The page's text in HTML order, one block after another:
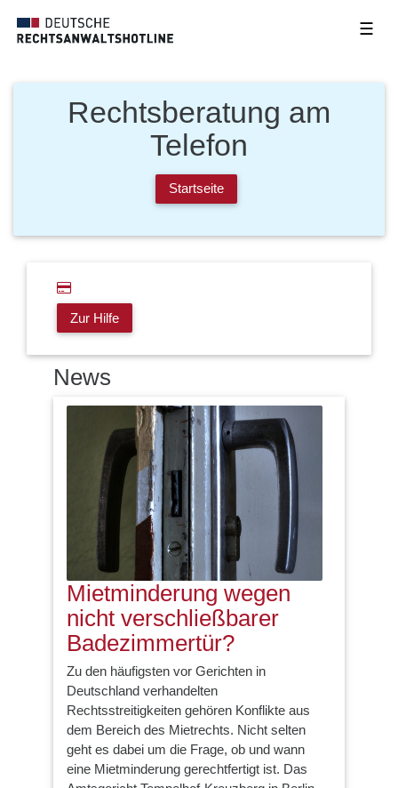
☰
Rechtsberatung am
Telefon
Startseite
Zur Hilfe
News
Mietminderung wegen
nicht verschließbarer
Badezimmertür?
Zu den häufigsten vor Gerichten in
Deutschland verhandelten
Rechtsstreitigkeiten gehören Konflikte aus
dem Bereich des Mietrechts. Nicht selten
geht es dabei um die Frage, ob und wann
eine Mietminderung gerechtfertigt ist. Das